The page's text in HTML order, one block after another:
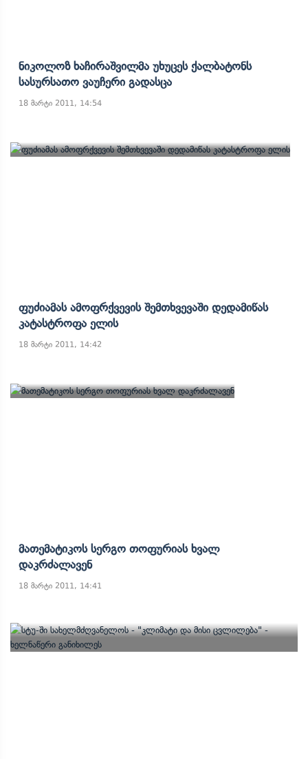
Ნიკოლოზ Ხაჩირაშვილმა Უხუცეს Ქალბატონს
Სასურსათო Ვაუჩერი Გადასცა
18 მარტი 2011, 14:54
Ფუძიამას Ამოფრქვევის Შემთხვევაში Დედამიწას
Კატასტროფა Ელის
18 მარტი 2011, 14:42
Მათემატიკოს Სერგო Თოფურიას Ხვალ
Დაკრძალავენ
18 მარტი 2011, 14:41